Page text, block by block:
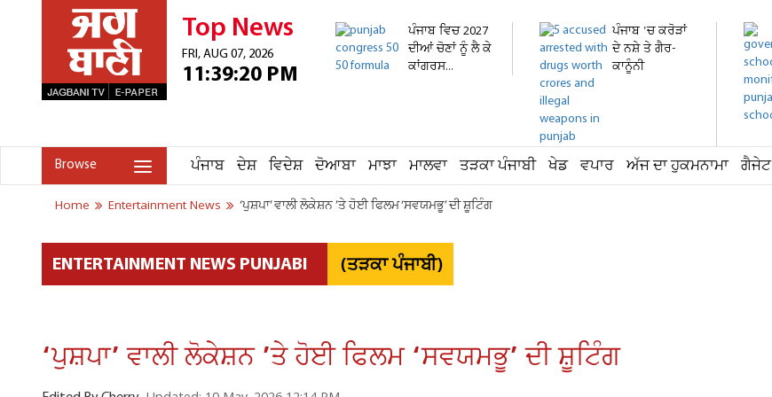
Top News
FRI, AUG 07, 2026
11:39:20 PM
ਪੰਜਾਬ ਵਿਚ 2027
ਦੀਆਂ ਚੋਣਾਂ ਨੂੰ ਲੈ ਕੇ
ਕਾਂਗਰਸ...
ਪੰਜਾਬ 'ਚ ਕਰੋੜਾਂ
ਦੇ ਨਸ਼ੇ ਤੇ ਗੈਰ-
ਕਾਨੂੰਨੀ
Browse ਪੰਜਾਬ ਦੇਸ਼ ਵਿਦੇਸ਼ ਦੋਆਬਾ ਮਾਝਾ ਮਾਲਵਾ ਤੜਕਾ ਪੰਜਾਬੀ ਖੇਡ ਵਪਾਰ ਅੱਜ ਦਾ ਹੁਕਮਨਾਮਾ ਗੈਜੇਟ
Home Entertainment News ‘ਪੁਸ਼ਪਾ’ ਵਾਲੀ ਲੋਕੇਸ਼ਨ ’ਤੇ ਹੋਈ ਫਿਲਮ ‘ਸਵਯਮਭੂ’ ਦੀ ਸ਼ੂਟਿੰਗ
ENTERTAINMENT NEWS PUNJABI (ਤੜਕਾ ਪੰਜਾਬੀ)
‘ਪੁਸ਼ਪਾ’ ਵਾਲੀ ਲੋਕੇਸ਼ਨ ’ਤੇ ਹੋਈ ਫਿਲਮ ‘ਸਵਯਮਭੂ’ ਦੀ ਸ਼ੂਟਿੰਗ